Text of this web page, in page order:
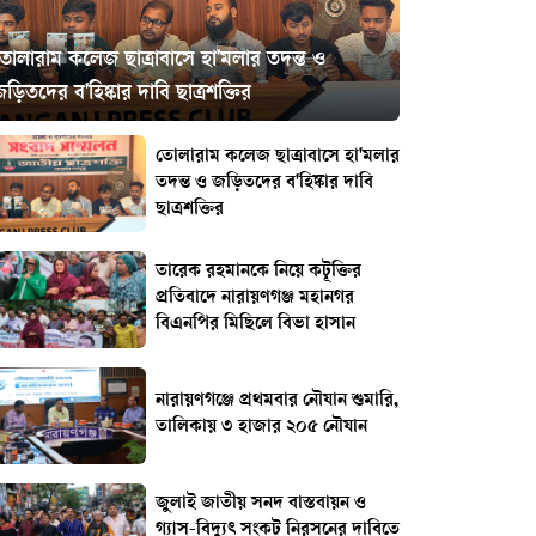
কলেজ ছাত্রাবাসে হা'মলার তদন্ত ও
ব'হিষ্কার দাবি ছাত্রশক্তির
তোলারাম কলেজ ছাত্রাবাসে হা'মলার
তদন্ত ও জড়িতদের ব'হিষ্কার দাবি
ছাত্রশক্তির
তারেক রহমানকে নিয়ে কটূক্তির
প্রতিবাদে নারায়ণগঞ্জ মহানগর
বিএনপির মিছিলে বিভা হাসান
নারায়ণগঞ্জে প্রথমবার নৌযান শুমারি,
তালিকায় ৩ হাজার ২০৫ নৌযান
জুলাই জাতীয় সনদ বাস্তবায়ন ও
গ্যাস-বিদ্যুৎ সংকট নিরসনের দাবিতে